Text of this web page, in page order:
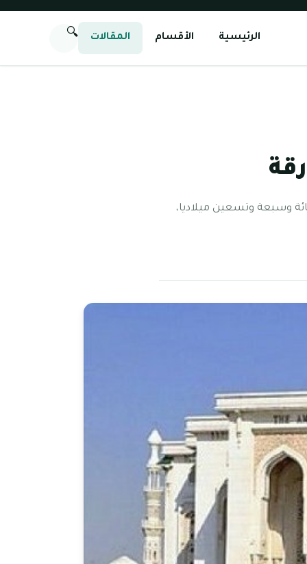
الرئيسية الأقسام المقالات 🔍
وسبعة وتسعين ميلاديا،